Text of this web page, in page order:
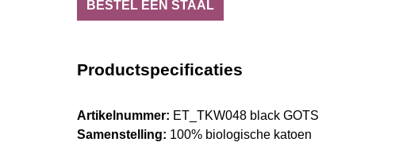
BESTEL EEN STAAL
Productspecificaties
Artikelnummer: ET_TKW048 black GOTS
Samenstelling: 100% biologische katoen